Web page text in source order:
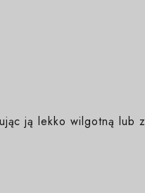
ją lekko wilgotną lub z